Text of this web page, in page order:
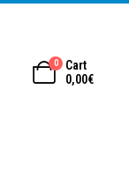
0
Cart
0,00€